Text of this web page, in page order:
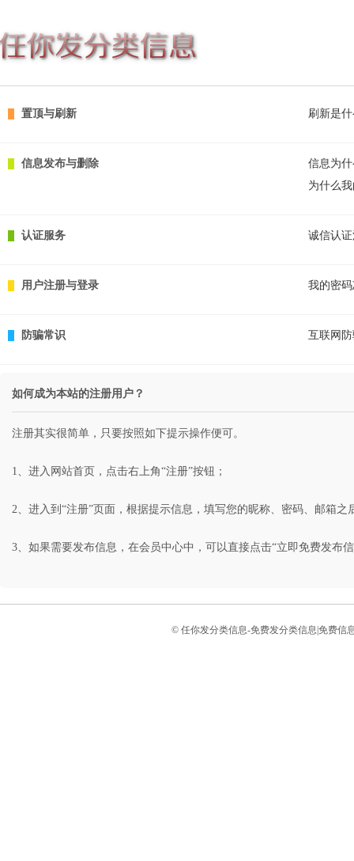
置顶与刷新 刷新是
信息发布与删除
信息为
为什么
认证服务 诚信认
用户注册与登录 我的密
防骗常识 互联网
如何成为本站的注册用户？
注册其实很简单，只要按照如下提示操作便可。
1、进入网站首页，点击右上角“注册”按钮；
2、进入到“注册”页面，根据提示信息，填写您的昵称、密码、邮箱之
3、如果需要发布信息，在会员中心中，可以直接点击“立即免费发布
© 任你发分类信息-免费发分类信息|免费信